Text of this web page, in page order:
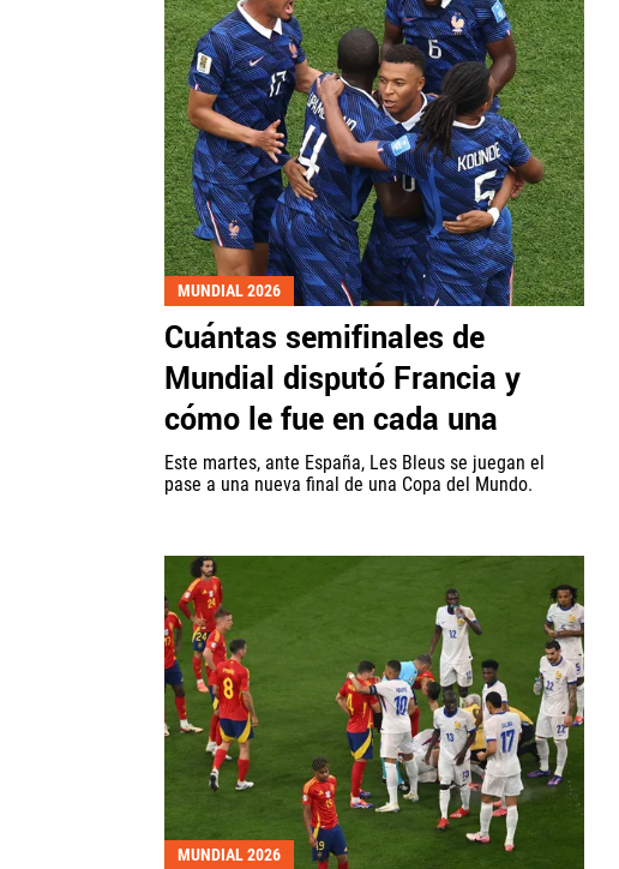
MUNDIAL 2026
Cuántas semifinales de
Mundial disputó Francia y
cómo le fue en cada una
Este martes, ante España, Les Bleus se juegan el
pase a una nueva final de una Copa del Mundo.
MUNDIAL 2026